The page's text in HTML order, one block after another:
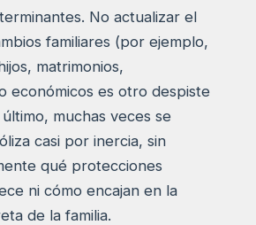
No actualizar el
familiares (por ejemplo,
matrimonios,
económicos es otro despiste
muchas veces se
casi por inercia, sin
qué protecciones
ni cómo encajan en la
de la familia.